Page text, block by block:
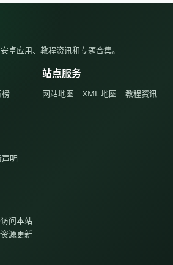
卓应用、教程资讯和专题合集。
榜
站点服务
网站地图 XML 地图 教程资讯
明
问本站
源更新